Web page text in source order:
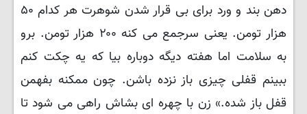
دهن بند و ورد برای بی قرار شدن شوهرت هر کدام ۵۰
هزار تومن. یعنی سرجمع می کنه ۲۰۰ هزار تومن. برو
به سلامت اما هفته دیگه دوباره بیا که یه چکت کنم
ببینم قفلی چیزی باز نزده باشن. چون ممکنه بفهمن
قفل باز شده.» زن با چهره ای بشاش راهی می شود تا